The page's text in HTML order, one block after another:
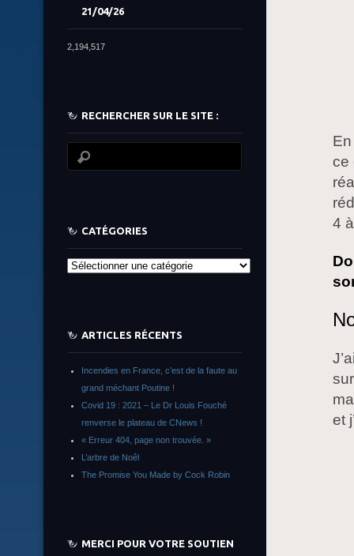
ce
4
et
21/04/26
2,194,517
RECHERCHER SUR LE SITE :
CATÉGORIES
Catégories
ARTICLES RÉCENTS
Incendies en France, c’est de la faute au
grand méchant Poutine !
Covid 19 : 2021 – Le Dr Louis Fouché
renverse le plateau de CNews !
« Erreur 404, page non trouvée. »
L’arbre de Noêl
The Promise You Made by Cock Robin
MERCI POUR VOTRE SOUTIEN